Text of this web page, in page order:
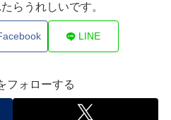
らうれしいです。
LINE
フォローする